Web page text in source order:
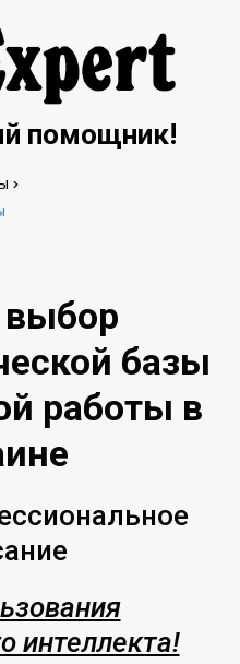
помощник!
выбор
базы
работы в
интеллекта!